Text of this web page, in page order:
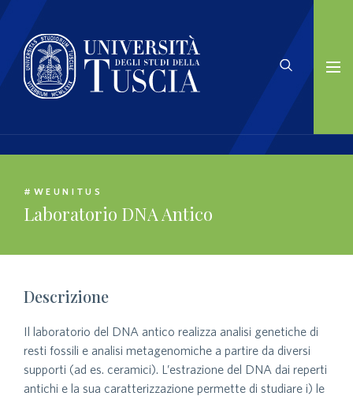
#WEUNITUS
Laboratorio DNA Antico
Descrizione
Il laboratorio del DNA antico realizza analisi genetiche di
resti fossili e analisi metagenomiche a partire da diversi
supporti (ad es. ceramici). L’estrazione del DNA dai reperti
antichi e la sua caratterizzazione permette di studiare i) le